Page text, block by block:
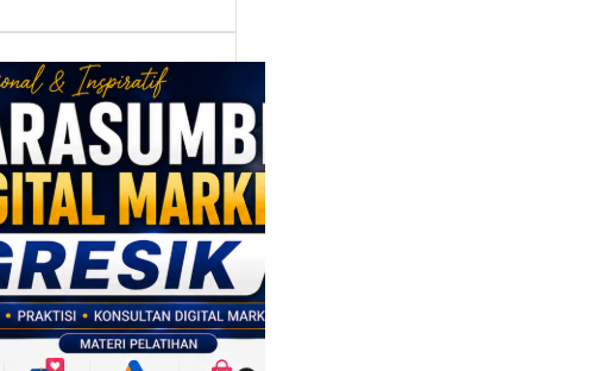
Narasumber
Digital Marketing
Gresik:
Meningkatkan
Daya Saing SDM
dan Bisnis di Era
Transformasi
Digital